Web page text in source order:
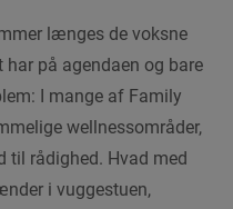
længes de voksne
på agendaen og bare
I mange af Family
wellnessområder,
til rådighed. Hvad med
i vuggestuen,